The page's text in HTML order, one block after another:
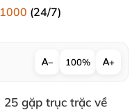
(24/7)
− 100% +
gặp trục trặc về